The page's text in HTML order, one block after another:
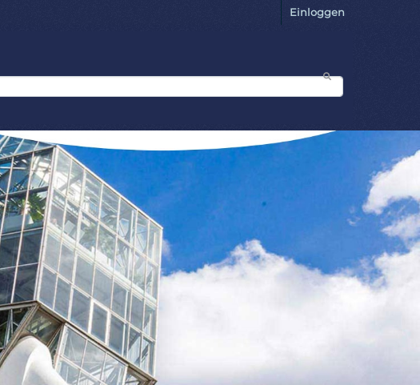
Einloggen